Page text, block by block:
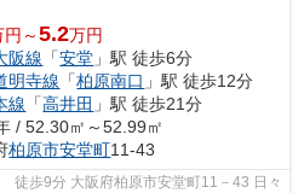
円～5.2万円
阪線 「安堂 」駅 徒歩6分
明寺線 「柏原南口 」駅 徒歩12分
線 「高井田 」駅 徒歩21分
/ 52.30㎡～52.99㎡
柏原市安堂町11-43
9分 大阪府柏原市安堂町11－43 日々